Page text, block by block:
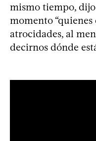
mismo tiempo,
momento
atrocidades, al
decirnos dónde